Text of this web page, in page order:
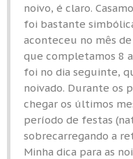
noivo, é claro.
foi bastante
aconteceu no mês
que completamos 8
foi no dia seguinte,
noivado. Durante os
chegar os últimos
período de festas
sobrecarregando a
Minha dica para as